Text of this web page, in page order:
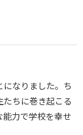
なりました。ち
ちに巻き起こる
力で学校を幸せ